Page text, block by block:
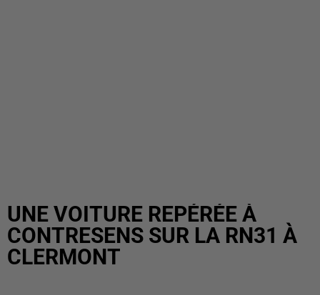
UNE VOITURE REPÉRÉE À
CONTRESENS SUR LA RN31 À
CLERMONT